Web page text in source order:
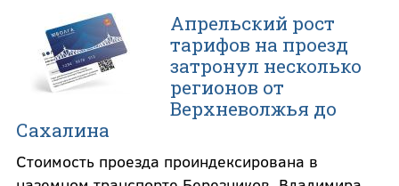
Апрельский рост
тарифов на проезд
затронул несколько
регионов от
Верхневолжья до
Сахалина
Стоимость проезда проиндексирована в